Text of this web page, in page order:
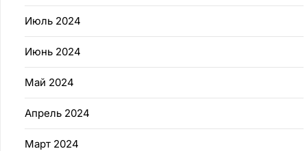
Июль 2024
Июнь 2024
Май 2024
Апрель 2024
Март 2024